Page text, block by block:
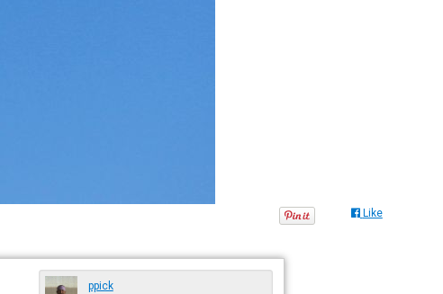
Like
ppick